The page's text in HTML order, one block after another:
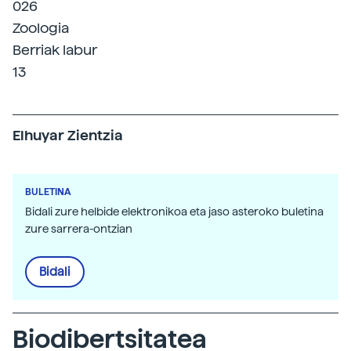
026
Zoologia
Berriak labur
13
Elhuyar Zientzia
BULETINA
Bidali zure helbide elektronikoa eta jaso asteroko buletina
zure sarrera-ontzian
Bidali
Biodibertsitatea